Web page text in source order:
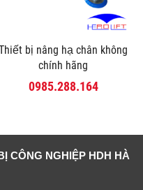
bị nâng hạ chân không
chính hãng
0985.288.164
CÔNG NGHIỆP HDH HÀ